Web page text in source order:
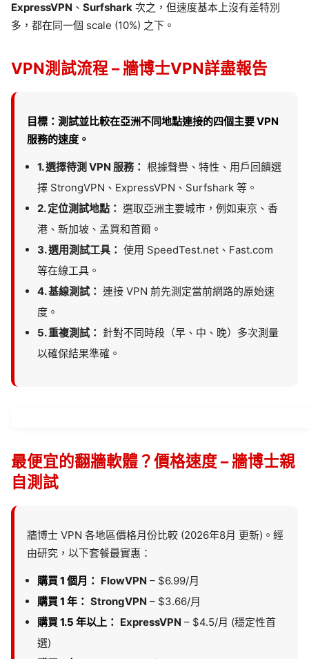
ExpressVPN 、 Surfshark 次之，但速度基本上沒有差特別
多，都在同一個 scale (10%) 之下。
VPN測試流程 – 牆博士VPN詳盡報告
目標：測試並比較在亞洲不同地點連接的四個主要 VPN
服務的速度。
1. 選擇待測 VPN 服務： 根據聲譽、特性、用戶回饋選
擇 StrongVPN、ExpressVPN、Surfshark 等。
2. 定位測試地點： 選取亞洲主要城市，例如東京、香
港、新加坡、孟買和首爾。
3. 選用測試工具： 使用 SpeedTest.net、Fast.com
等在線工具。
4. 基線測試： 連接 VPN 前先測定當前網路的原始速
度。
5. 重複測試： 針對不同時段（早、中、晚）多次測量
以確保結果準確。
最便宜的翻牆軟體？價格速度 – 牆博士親
自測試
牆博士 VPN 各地區價格月份比較 (2026年8月 更新)。經
由研究，以下套餐最實惠：
購買 1 個月： FlowVPN – $6.99/月
購買 1 年： StrongVPN – $3.66/月
購買 1.5 年以上： ExpressVPN – $4.5/月 (穩定性首
選)